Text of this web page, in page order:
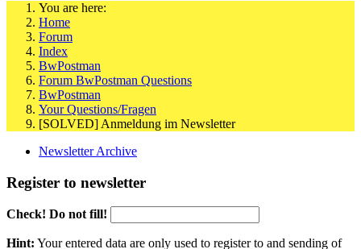
You are here:
Home
Forum
Index
BwPostman
Forum BwPostman Questions
BwPostman
Your Questions/Fragen
[SOLVED] Anmeldung im Newsletter
Newsletter Archive
Register to newsletter
Check! Do not fill!
Hint: Your entered data are only used to register to and sending of